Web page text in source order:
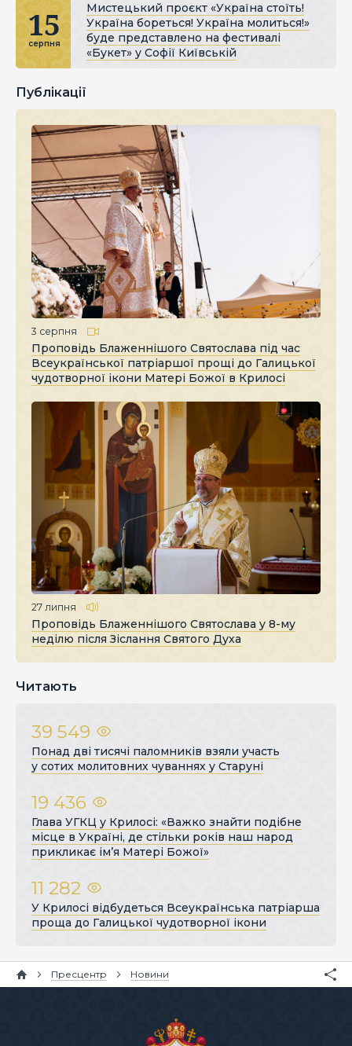
15
серпня
Мистецький проєкт «Україна стоїть!
Україна бореться! Україна молиться!»
буде представлено на фестивалі
«Букет» у Софії Київській
Публікації
3 серпня
Проповідь Блаженнішого Святослава під час
Всеукраїнської патріаршої прощі до Галицької
чудотворної ікони Матері Божої в Крилосі
27 липня
Проповідь Блаженнішого Святослава у 8-му
неділю після Зіслання Святого Духа
Читають
39 549
Понад дві тисячі паломників взяли участь
у сотих молитовних чуваннях у Старуні
19 436
Глава УГКЦ у Крилосі: «Важко знайти подібне
місце в Україні, де стільки років наш народ
прикликає ім’я Матері Божої»
11 282
У Крилосі відбудеться Всеукраїнська патріарша
проща до Галицької чудотворної ікони
Пресцентр Новини